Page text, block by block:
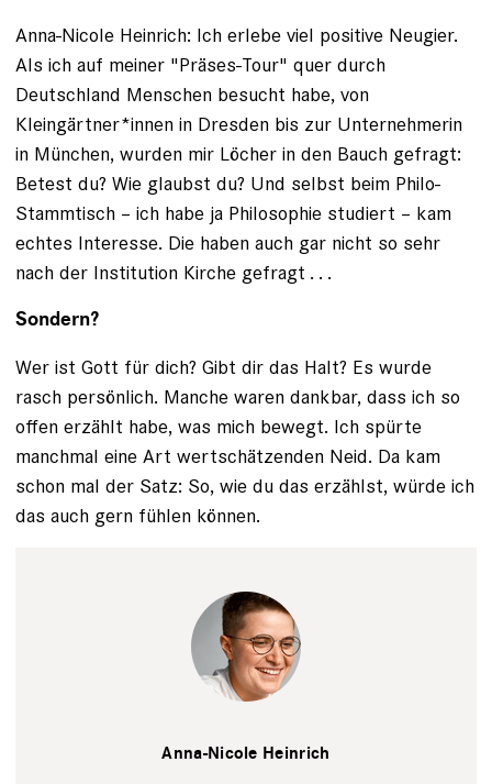
Anna-Nicole Heinrich: Ich erlebe viel positive Neugier.
Als ich auf meiner "Präses-Tour" quer durch
Deutschland Menschen besucht habe, von
Kleingärtner*innen in Dresden bis zur Unternehmerin
in München, wurden mir Löcher in den Bauch gefragt:
Betest du? Wie glaubst du? Und selbst beim Philo-
Stammtisch – ich habe ja Philosophie studiert – kam
echtes Interesse. Die haben auch gar nicht so sehr
nach der Institution Kirche gefragt . . .
Sondern?
Wer ist Gott für dich? Gibt dir das Halt? Es wurde
rasch persönlich. Manche waren dankbar, dass ich so
offen erzählt habe, was mich bewegt. Ich spürte
manchmal eine Art wertschätzenden Neid. Da kam
schon mal der Satz: So, wie du das erzählst, würde ich
das auch gern fühlen können.
Anna-Nicole Heinrich